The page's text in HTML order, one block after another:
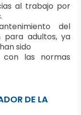
al trabajo por
del
para adultos, ya
sido
con las normas
DE LA